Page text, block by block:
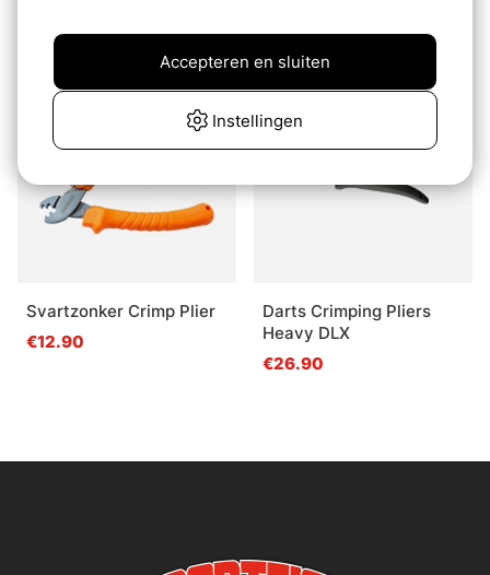
€16.90
Svartzonker Crimp Plier
€12.90
Uitverkocht
Darts Crimping Pliers
Heavy DLX
€26.90
Instellingen
Accepteren en sluiten